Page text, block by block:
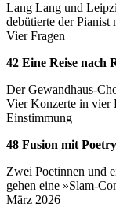
Lang Lang und
debütierte der
Vier Fragen
42 Eine Reise nach
Der Gewandhaus-
Vier Konzerte in vier
Einstimmung
48 Fusion mit
Zwei Poetinnen und
gehen eine »Slam-
März 2026